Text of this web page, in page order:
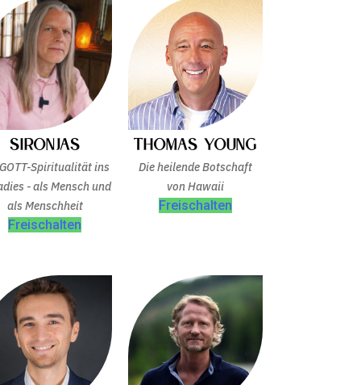
Sironjas
Spiritualität ins
- als Mensch und
als Menschheit
Freischalten
Thomas Young
Die heilende Botschaft
von Hawaii
Freischalten